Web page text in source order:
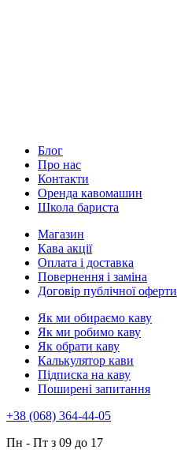
Блог
Про нас
Контакти
Оренда кавомашин
Школа бариста
Магазин
Кава акції
Оплата і доставка
Повернення і заміна
Договір публічної оферти
Як ми обираємо каву
Як ми робимо каву
Як обрати каву
Калькулятор кави
Підписка на каву
Поширені запитання
+38 (068) 364-44-05
Пн - Пт з 09 до 17